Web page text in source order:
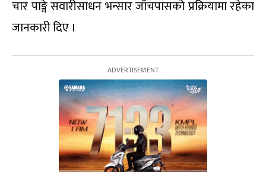
चार पाङ्गे सवारीसाधन भन्सार जाँचपासको प्रक्रियामा रहेका
जानकारी दिए ।